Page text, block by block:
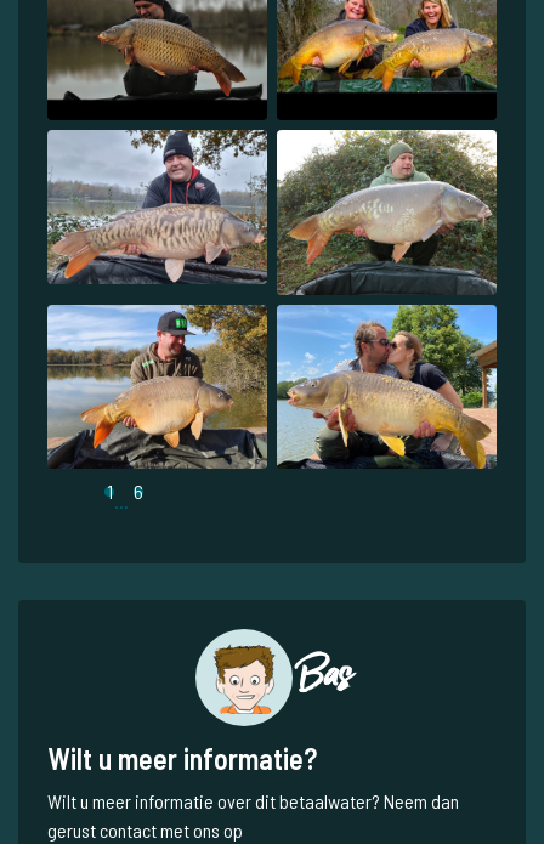
1... 6
Bas
Wilt u meer informatie?
Wilt u meer informatie over dit betaalwater? Neem dan
gerust contact met ons op